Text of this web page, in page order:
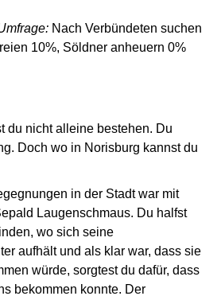
Nach Verbündeten suchen
10%, Söldner anheuern 0%
du nicht alleine bestehen. Du
Doch wo in Norisburg kannst du
in der Stadt war mit
Laugenschmaus. Du halfst
wo sich seine
aufhält und als klar war, dass sie
würde, sorgtest du dafür, dass
bekommen konnte. Der